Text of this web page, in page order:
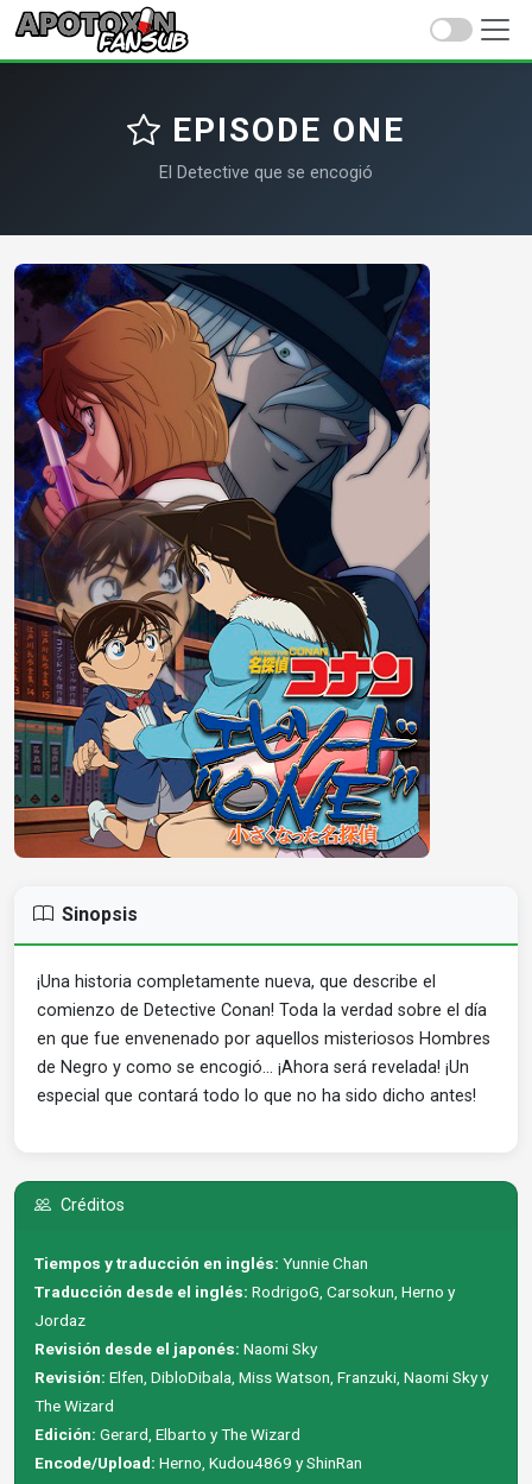
EPISODE ONE
El Detective que se encogió
Sinopsis
¡Una historia completamente nueva, que describe el
comienzo de Detective Conan! Toda la verdad sobre el día
en que fue envenenado por aquellos misteriosos Hombres
de Negro y como se encogió... ¡Ahora será revelada! ¡Un
especial que contará todo lo que no ha sido dicho antes!
Créditos
Tiempos y traducción en inglés: Yunnie Chan
Traducción desde el inglés: RodrigoG, Carsokun, Herno y
Jordaz
Revisión desde el japonés: Naomi Sky
Revisión: Elfen, DibloDibala, Miss Watson, Franzuki, Naomi Sky y
The Wizard
Edición: Gerard, Elbarto y The Wizard
Encode/Upload: Herno, Kudou4869 y ShinRan